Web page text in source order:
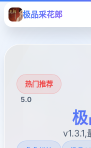
极品采花郎
热门推荐
5.0